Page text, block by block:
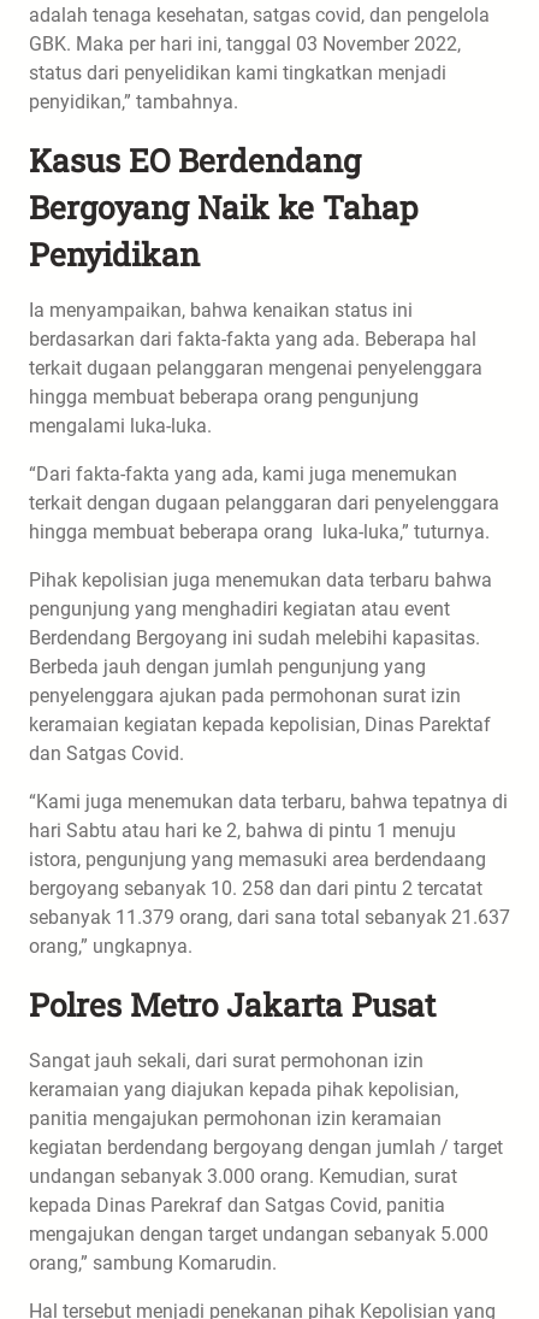
adalah tenaga kesehatan, satgas covid, dan pengelola
GBK. Maka per hari ini, tanggal 03 November 2022,
status dari penyelidikan kami tingkatkan menjadi
penyidikan,” tambahnya.
Kasus EO Berdendang
Bergoyang Naik ke Tahap
Penyidikan
Ia menyampaikan, bahwa kenaikan status ini
berdasarkan dari fakta-fakta yang ada. Beberapa hal
terkait dugaan pelanggaran mengenai penyelenggara
hingga membuat beberapa orang pengunjung
mengalami luka-luka.
“Dari fakta-fakta yang ada, kami juga menemukan
terkait dengan dugaan pelanggaran dari penyelenggara
hingga membuat beberapa orang luka-luka,” tuturnya.
Pihak kepolisian juga menemukan data terbaru bahwa
pengunjung yang menghadiri kegiatan atau event
Berdendang Bergoyang ini sudah melebihi kapasitas.
Berbeda jauh dengan jumlah pengunjung yang
penyelenggara ajukan pada permohonan surat izin
keramaian kegiatan kepada kepolisian, Dinas Parektaf
dan Satgas Covid.
“Kami juga menemukan data terbaru, bahwa tepatnya di
hari Sabtu atau hari ke 2, bahwa di pintu 1 menuju
istora, pengunjung yang memasuki area berdendaang
bergoyang sebanyak 10. 258 dan dari pintu 2 tercatat
sebanyak 11.379 orang, dari sana total sebanyak 21.637
orang,” ungkapnya.
Polres Metro Jakarta Pusat
Sangat jauh sekali, dari surat permohonan izin
keramaian yang diajukan kepada pihak kepolisian,
panitia mengajukan permohonan izin keramaian
kegiatan berdendang bergoyang dengan jumlah / target
undangan sebanyak 3.000 orang. Kemudian, surat
kepada Dinas Parekraf dan Satgas Covid, panitia
mengajukan dengan target undangan sebanyak 5.000
orang,” sambung Komarudin.
Hal tersebut menjadi penekanan pihak Kepolisian yang